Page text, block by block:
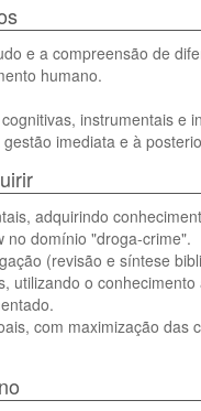
e a compreensão de
humano.
instrumentais e
imediata e à
adquirindo
no domínio "droga-crime".
(revisão e síntese
utilizando o
com maximização das